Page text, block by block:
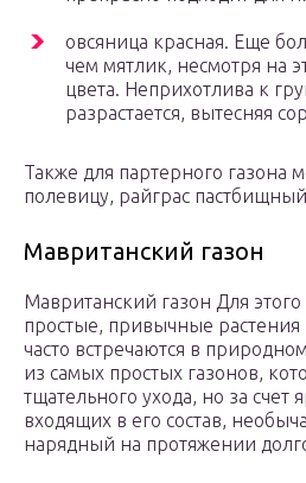
овсяница красная. Еще
чем мятлик, несмотря на
цвета. Неприхотлива к
разрастается, вытесняя
Также для партерного газона
полевицу, райграс
Мавританский газон
Мавританский газон Для
простые, привычные
часто встречаются в
из самых простых газонов,
тщательного ухода, но за счет
входящих в его состав,
нарядный на протяжении